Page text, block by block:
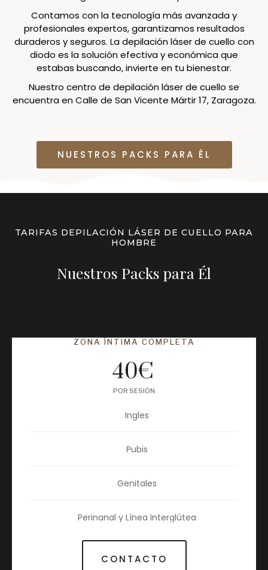
Contamos con la tecnología más avanzada y
profesionales expertos, garantizamos resultados
duraderos y seguros. La depilación láser de cuello con
diodo es la solución efectiva y económica que
estabas buscando, invierte en tu bienestar.
Nuestro centro de depilación láser de cuello se
encuentra en Calle de San Vicente Mártir 17, Zaragoza.
NUESTROS PACKS PARA ÉL
TARIFAS DEPILACIÓN LÁSER DE CUELLO PARA
HOMBRE
Nuestros Packs para Él
ZONA ÍNTIMA COMPLETA
40€
POR SESIÓN
Ingles
Pubis
Genitales
Perinanal y Línea Interglútea
CONTACTO